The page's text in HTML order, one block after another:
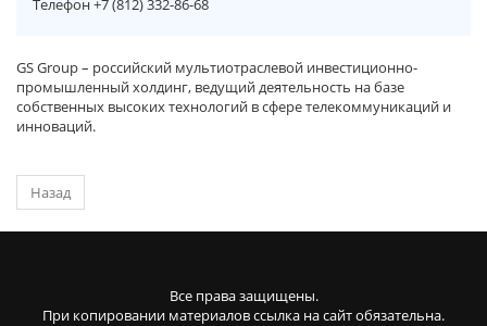
GS Group – российский мультиотраслевой инвестиционно-
промышленный холдинг, ведущий деятельность на базе
собственных высоких технологий в сфере телекоммуникаций и
инноваций.
Назад
Все права защищены.
При копировании материалов ссылка на сайт обязательна.